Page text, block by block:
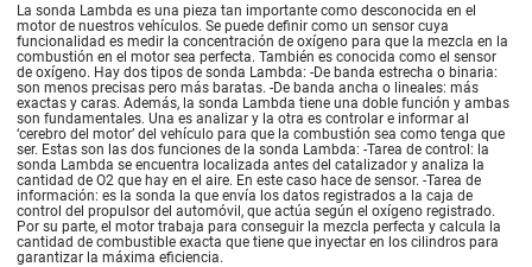
La sonda Lambda es una pieza tan importante como desconocida en el
motor de nuestros vehículos. Se puede definir como un sensor cuya
funcionalidad es medir la concentración de oxígeno para que la mezcla en la
combustión en el motor sea perfecta. También es conocida como el sensor
de oxígeno. Hay dos tipos de sonda Lambda: -De banda estrecha o binaria:
son menos precisas pero más baratas. -De banda ancha o lineales: más
exactas y caras. Además, la sonda Lambda tiene una doble función y ambas
son fundamentales. Una es analizar y la otra es controlar e informar al
‘cerebro del motor’ del vehículo para que la combustión sea como tenga que
ser. Estas son las dos funciones de la sonda Lambda: -Tarea de control: la
sonda Lambda se encuentra localizada antes del catalizador y analiza la
cantidad de O2 que hay en el aire. En este caso hace de sensor. -Tarea de
información: es la sonda la que envía los datos registrados a la caja de
control del propulsor del automóvil, que actúa según el oxígeno registrado.
Por su parte, el motor trabaja para conseguir la mezcla perfecta y calcula la
cantidad de combustible exacta que tiene que inyectar en los cilindros para
garantizar la máxima eficiencia.